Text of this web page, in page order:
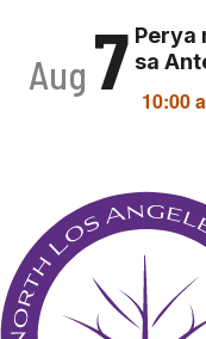
Aug 7 Perya
sa
10:00